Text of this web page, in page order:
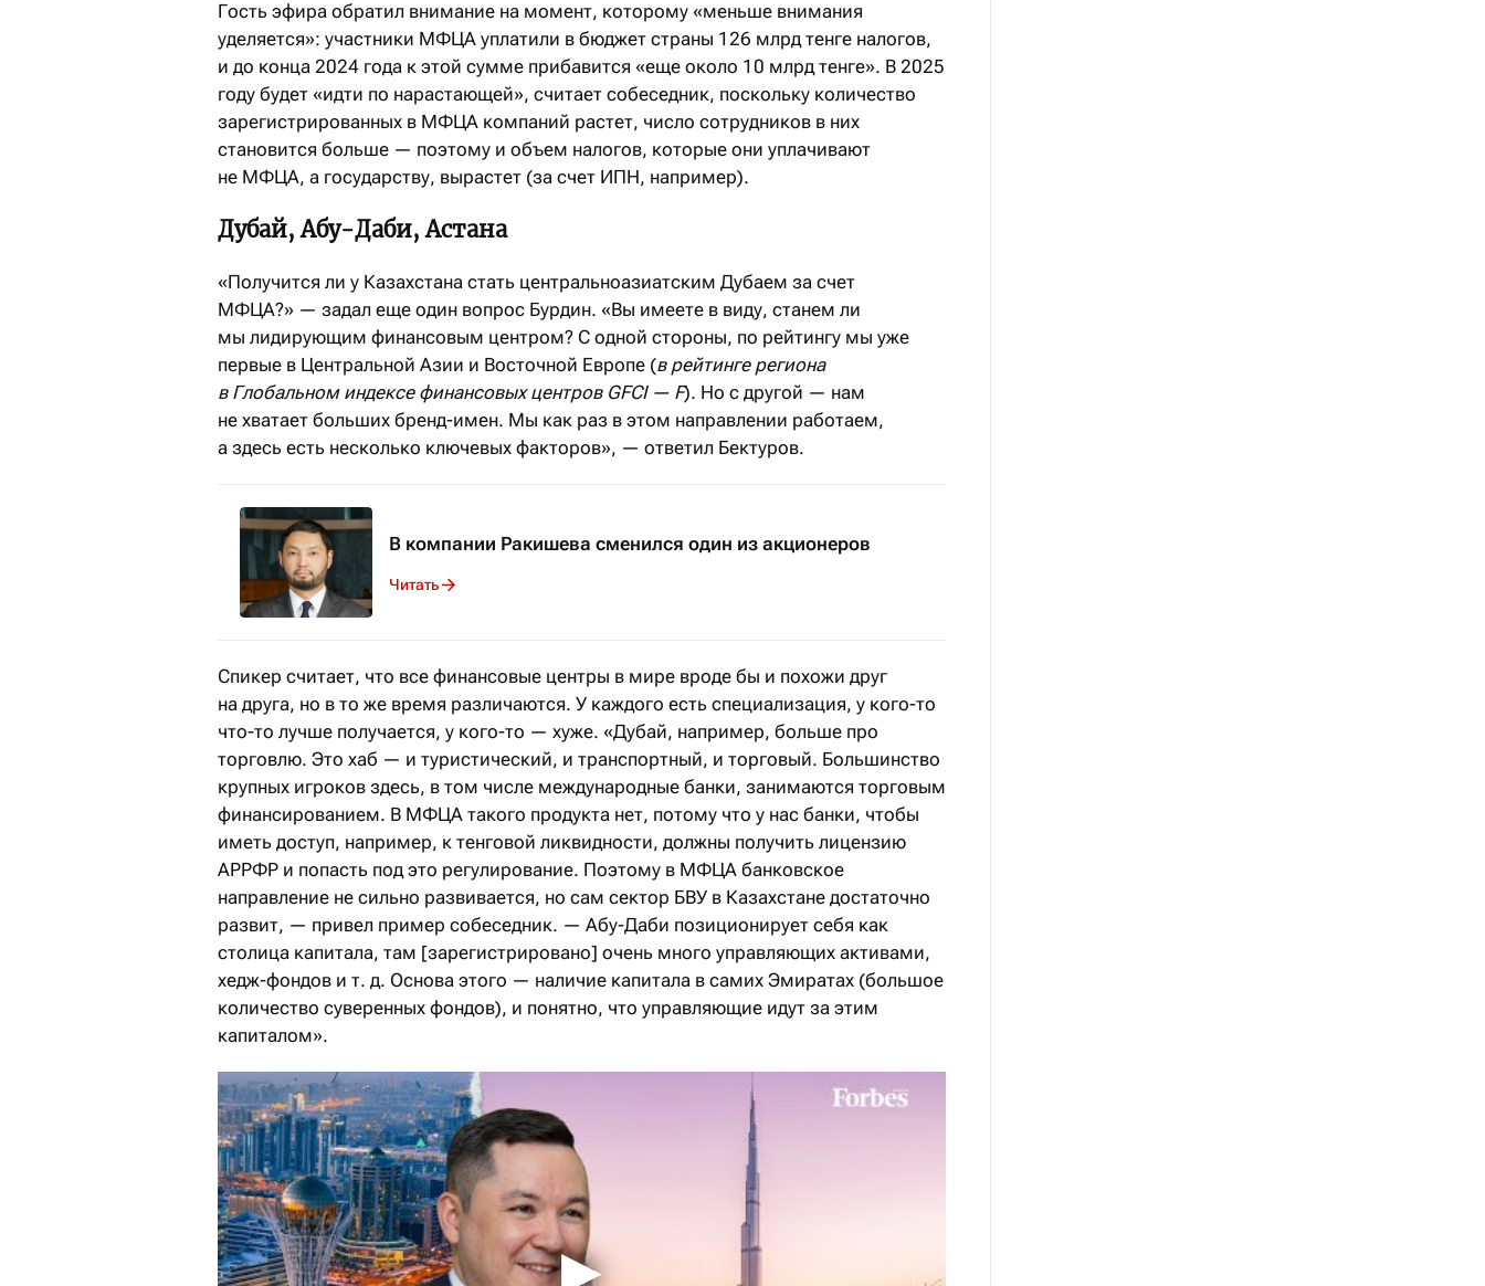
Гость эфира обратил внимание на момент, которому «меньше внимания
уделяется»: участники МФЦА уплатили в бюджет страны 126 млрд тенге налогов,
и до конца 2024 года к этой сумме прибавится «еще около 10 млрд тенге». В 2025
году будет «идти по нарастающей», считает собеседник, поскольку количество
зарегистрированных в МФЦА компаний растет, число сотрудников в них
становится больше — поэтому и объем налогов, которые они уплачивают
не МФЦА, а государству, вырастет (за счет ИПН, например).
Дубай, Абу-Даби, Астана
«Получится ли у Казахстана стать центральноазиатским Дубаем за счет
МФЦА?» — задал еще один вопрос Бурдин. «Вы имеете в виду, станем ли
мы лидирующим финансовым центром? С одной стороны, по рейтингу мы уже
первые в Центральной Азии и Восточной Европе (в рейтинге региона
в Глобальном индексе финансовых центров GFCI — F). Но с другой — нам
не хватает больших бренд-имен. Мы как раз в этом направлении работаем,
а здесь есть несколько ключевых факторов», — ответил Бектуров.
В компании Ракишева сменился один из акционеров
Читать
Спикер считает, что все финансовые центры в мире вроде бы и похожи друг
на друга, но в то же время различаются. У каждого есть специализация, у кого-то
что-то лучше получается, у кого-то — хуже. «Дубай, например, больше про
торговлю. Это хаб — и туристический, и транспортный, и торговый. Большинство
крупных игроков здесь, в том числе международные банки, занимаются торговым
финансированием. В МФЦА такого продукта нет, потому что у нас банки, чтобы
иметь доступ, например, к тенговой ликвидности, должны получить лицензию
АРРФР и попасть под это регулирование. Поэтому в МФЦА банковское
направление не сильно развивается, но сам сектор БВУ в Казахстане достаточно
развит, — привел пример собеседник. — Абу-Даби позиционирует себя как
столица капитала, там [зарегистрировано] очень много управляющих активами,
хедж-фондов и т. д. Основа этого — наличие капитала в самих Эмиратах (большое
количество суверенных фондов), и понятно, что управляющие идут за этим
капиталом».